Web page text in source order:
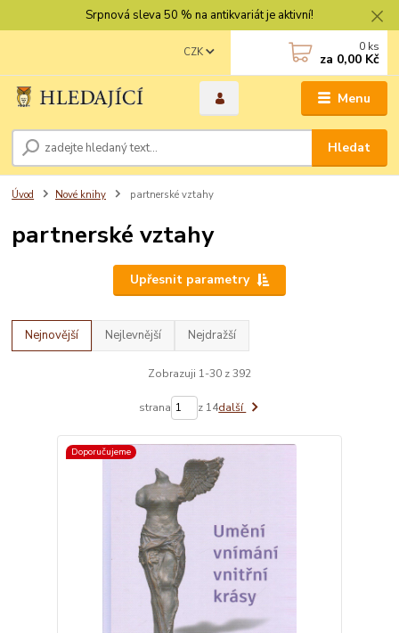
Srpnová sleva 50 % na antikvariát je aktivní!
Menu
CZK
Hledat
0 ks
za 0,00 Kč
Úvod Nové knihy partnerské vztahy
partnerské vztahy
Upřesnit parametry
Nejnovější Nejlevnější Nejdražší
Zobrazuji 1-30 z 392
strana z 14další
Doporučujeme